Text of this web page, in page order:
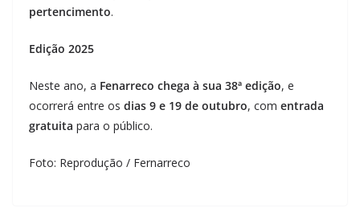
pertencimento.
Edição 2025
Neste ano, a Fenarreco chega à sua 38ª edição, e
ocorrerá entre os dias 9 e 19 de outubro, com entrada
gratuita para o público.
Foto: Reprodução / Fernarreco